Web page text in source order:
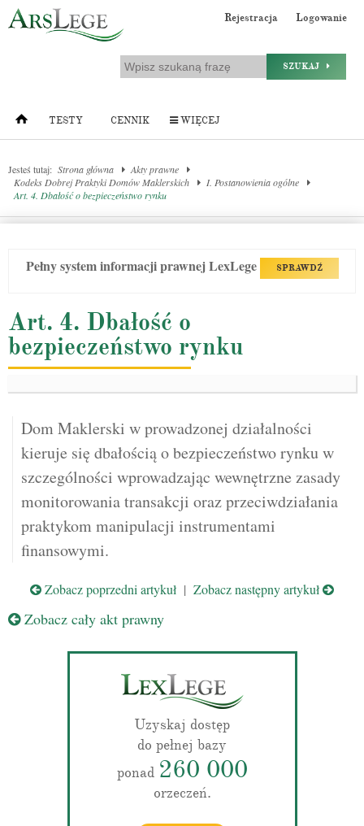
Rejestracja Logowanie
SZUKAJ
TESTY CENNIK WIĘCEJ
Jesteś tutaj: Strona główna
Akty prawne
Kodeks Dobrej Praktyki Domów Maklerskich
I. Postanowienia ogólne
Art. 4. Dbałość o bezpieczeństwo rynku
Pełny system informacji prawnej LexLege SPRAWDŹ
Art. 4. Dbałość o
bezpieczeństwo rynku
Dom Maklerski w prowadzonej działalności
kieruje się dbałością o bezpieczeństwo rynku w
szczególności wprowadzając wewnętrzne zasady
monitorowania transakcji oraz przeciwdziałania
praktykom manipulacji instrumentami
finansowymi.
Zobacz poprzedni artykuł | Zobacz następny artykuł
Zobacz cały akt prawny
Uzyskaj dostęp
do pełnej bazy
ponad 260 000
orzeczeń.